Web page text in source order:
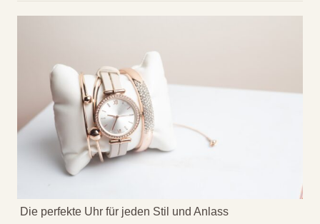
Die perfekte Uhr für jeden Stil und Anlass